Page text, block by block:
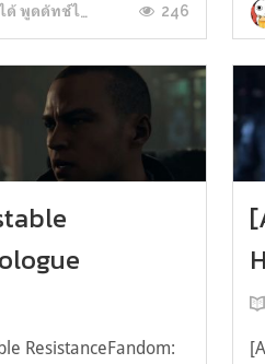
ทช์ไม่คล่องอ่ะ 246
ResistanceFandom: